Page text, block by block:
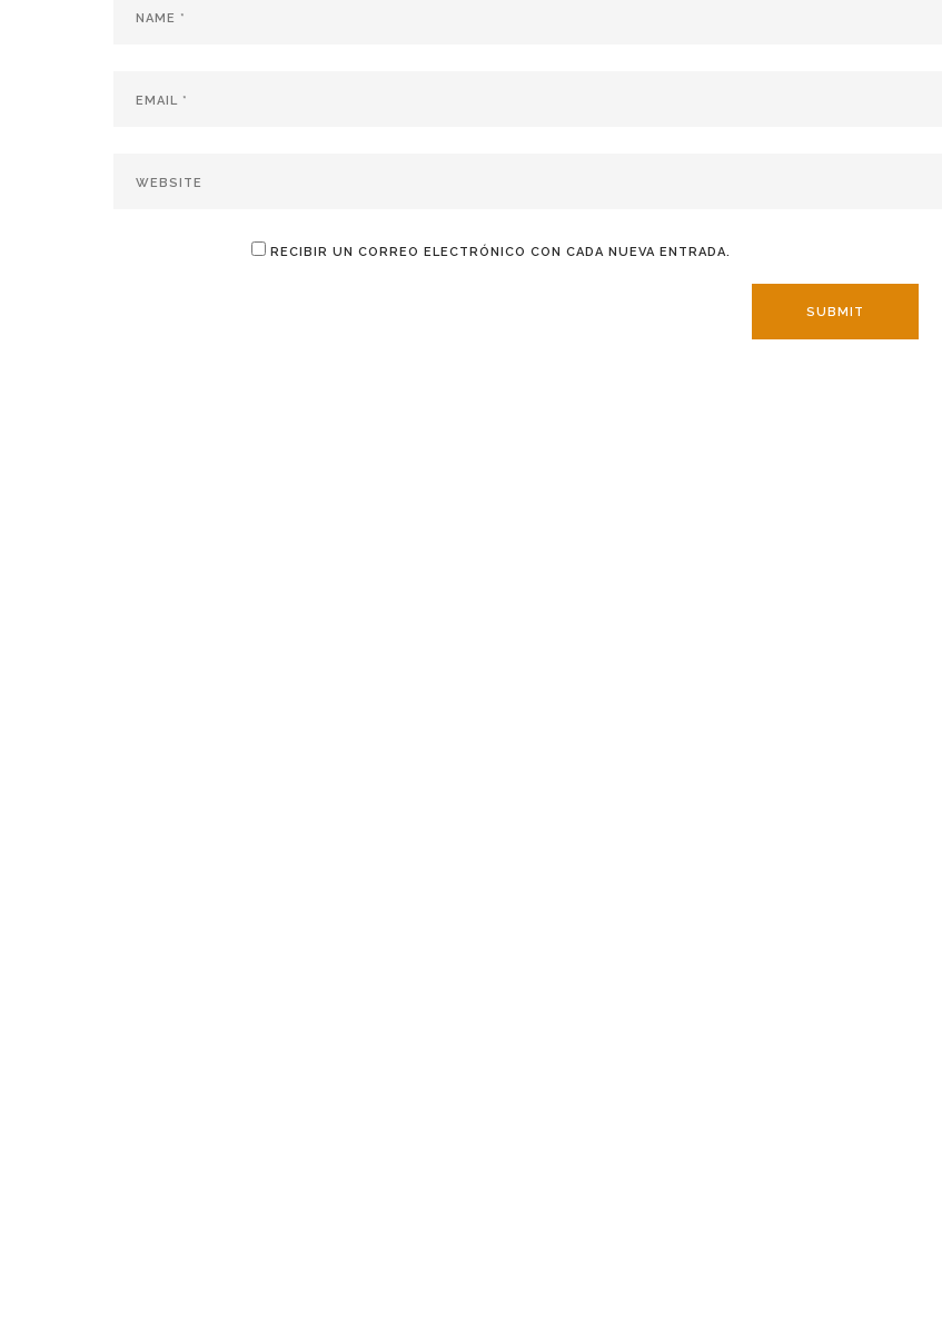
RECIBIR UN CORREO ELECTRÓNICO CON CADA NUEVA ENTRADA.